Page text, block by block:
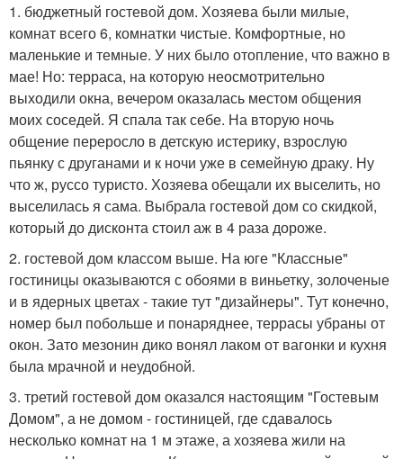
1. бюджетный гостевой дом. Хозяева были милые,
комнат всего 6, комнатки чистые. Комфортные, но
маленькие и темные. У них было отопление, что важно в
мае! Но: терраса, на которую неосмотрительно
выходили окна, вечером оказалась местом общения
моих соседей. Я спала так себе. На вторую ночь
общение переросло в детскую истерику, взрослую
пьянку с друганами и к ночи уже в семейную драку. Ну
что ж, руссо туристо. Хозяева обещали их выселить, но
выселилась я сама. Выбрала гостевой дом со скидкой,
который до дисконта стоил аж в 4 раза дороже.
2. гостевой дом классом выше. На юге "Классные"
гостиницы оказываются с обоями в виньетку, золоченые
и в ядерных цветах - такие тут "дизайнеры". Тут конечно,
номер был побольше и понаряднее, террасы убраны от
окон. Зато мезонин дико вонял лаком от вагонки и кухня
была мрачной и неудобной.
3. третий гостевой дом оказался настоящим "Гостевым
Домом", а не домом - гостиницей, где сдавалось
несколько комнат на 1 м этаже, а хозяева жили на